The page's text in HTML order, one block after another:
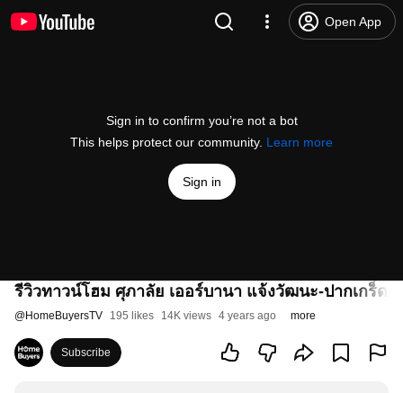
Open App
Sign in to confirm you’re not a bot
This helps protect our community. Learn more
Sign in
รีวิวทาวน์โฮม ศุภาลัย เออร์บานา แจ้งวัฒนะ-ปากเกร็ด
@HomeBuyersTV 195 likes 14K views 4 years ago more
Subscribe